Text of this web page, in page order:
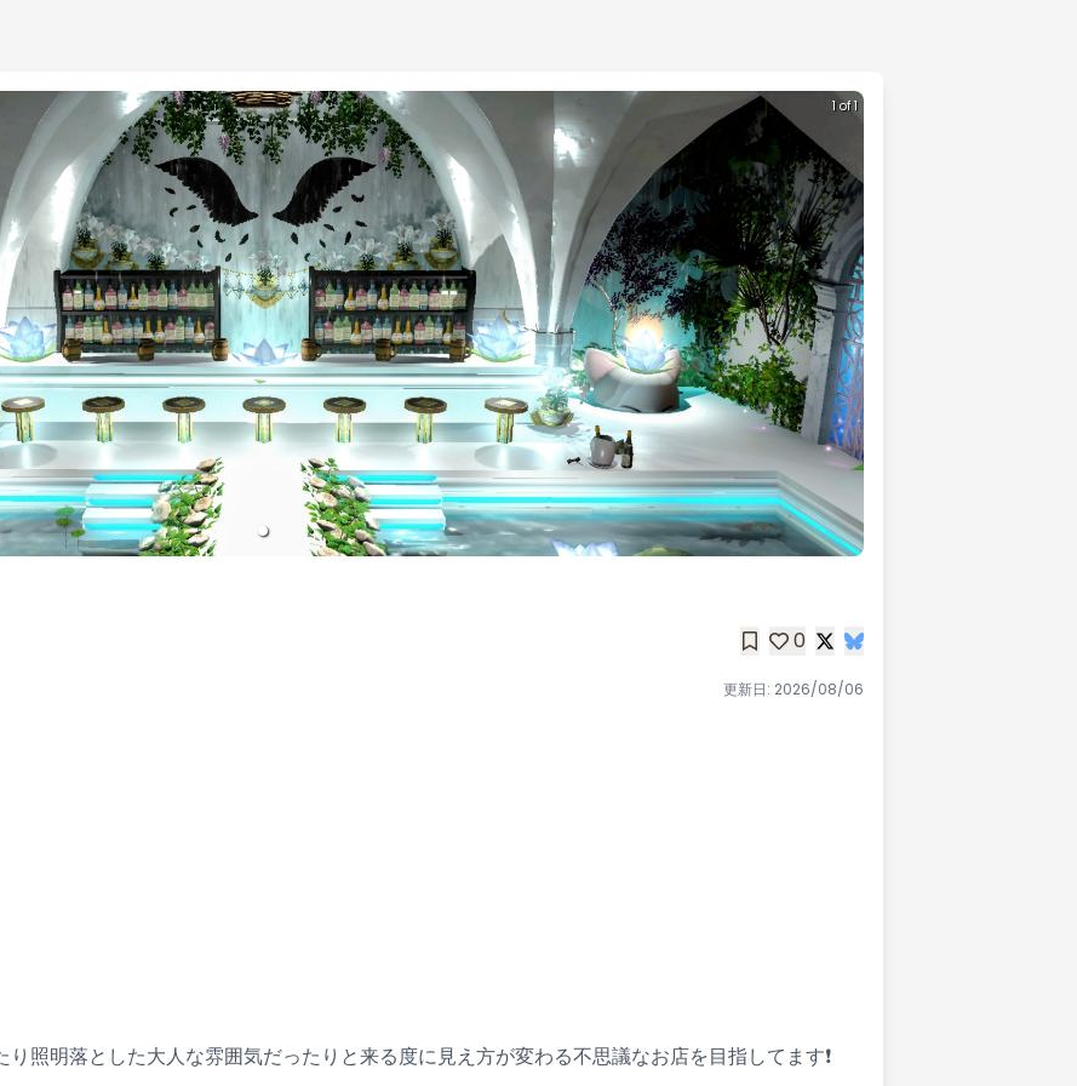
1 of 1
0
更新日: 2026/08/06
照明落とした大人な雰囲気だったりと来る度に見え方が変わる不思議なお店を目指してます❗